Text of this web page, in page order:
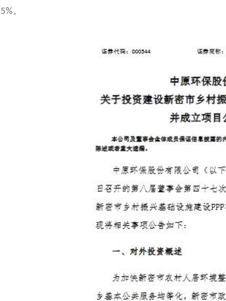
银川聚丙烯酰胺（阳离子）
5%。